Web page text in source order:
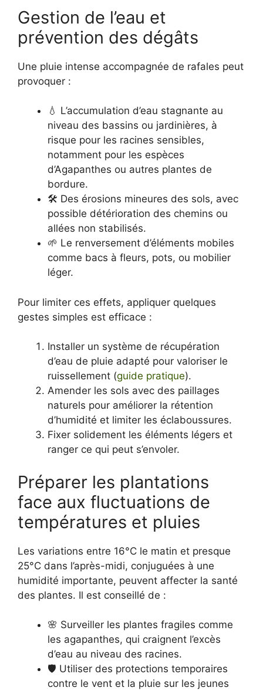
Gestion de l’eau et
prévention des dégâts
Une pluie intense accompagnée de rafales peut
provoquer :
💧 L’accumulation d’eau stagnante au
niveau des bassins ou jardinières, à
risque pour les racines sensibles,
notamment pour les espèces
d’Agapanthes ou autres plantes de
bordure.
🛠️ Des érosions mineures des sols, avec
possible détérioration des chemins ou
allées non stabilisés.
🌱 Le renversement d’éléments mobiles
comme bacs à fleurs, pots, ou mobilier
léger.
Pour limiter ces effets, appliquer quelques
gestes simples est efficace :
Installer un système de récupération
d’eau de pluie adapté pour valoriser le
ruissellement (guide pratique).
Amender les sols avec des paillages
naturels pour améliorer la rétention
d’humidité et limiter les éclaboussures.
Fixer solidement les éléments légers et
ranger ce qui peut s’envoler.
Préparer les plantations
face aux fluctuations de
températures et pluies
Les variations entre 16°C le matin et presque
25°C dans l’après-midi, conjuguées à une
humidité importante, peuvent affecter la santé
des plantes. Il est conseillé de :
🌸 Surveiller les plantes fragiles comme
les agapanthes, qui craignent l’excès
d’eau au niveau des racines.
🛡️ Utiliser des protections temporaires
contre le vent et la pluie sur les jeunes